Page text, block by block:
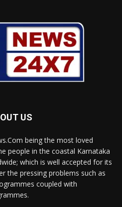
US
being the most loved
people in the coastal Karnataka
which is well accepted for its
the pressing problems such as
coupled with